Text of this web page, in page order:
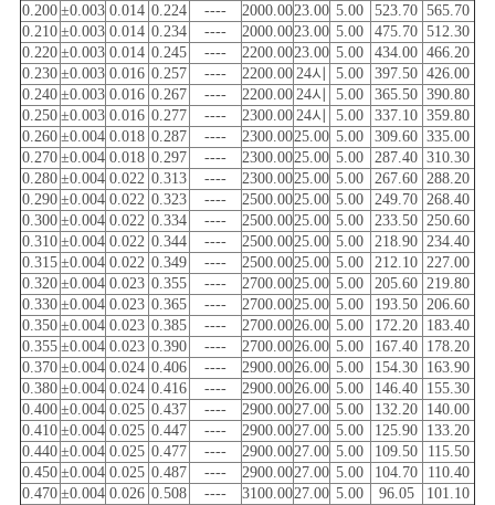
0.200 ±0.003 0.014 0.224 ---- 2000.0023.00 5.00 523.70 565.70
0.210 ±0.003 0.014 0.234 ---- 2000.0023.00 5.00 475.70 512.30
0.220 ±0.003 0.014 0.245 ---- 2200.0023.00 5.00 434.00 466.20
0.230 ±0.003 0.016 0.257 ---- 2200.00 24시 5.00 397.50 426.00
0.240 ±0.003 0.016 0.267 ---- 2200.00 24시 5.00 365.50 390.80
0.250 ±0.003 0.016 0.277 ---- 2300.00 24시 5.00 337.10 359.80
0.260 ±0.004 0.018 0.287 ---- 2300.0025.00 5.00 309.60 335.00
0.270 ±0.004 0.018 0.297 ---- 2300.0025.00 5.00 287.40 310.30
0.280 ±0.004 0.022 0.313 ---- 2300.0025.00 5.00 267.60 288.20
0.290 ±0.004 0.022 0.323 ---- 2500.0025.00 5.00 249.70 268.40
0.300 ±0.004 0.022 0.334 ---- 2500.0025.00 5.00 233.50 250.60
0.310 ±0.004 0.022 0.344 ---- 2500.0025.00 5.00 218.90 234.40
0.315 ±0.004 0.022 0.349 ---- 2500.0025.00 5.00 212.10 227.00
0.320 ±0.004 0.023 0.355 ---- 2700.0025.00 5.00 205.60 219.80
0.330 ±0.004 0.023 0.365 ---- 2700.0025.00 5.00 193.50 206.60
0.350 ±0.004 0.023 0.385 ---- 2700.0026.00 5.00 172.20 183.40
0.355 ±0.004 0.023 0.390 ---- 2700.0026.00 5.00 167.40 178.20
0.370 ±0.004 0.024 0.406 ---- 2900.0026.00 5.00 154.30 163.90
0.380 ±0.004 0.024 0.416 ---- 2900.0026.00 5.00 146.40 155.30
0.400 ±0.004 0.025 0.437 ---- 2900.0027.00 5.00 132.20 140.00
0.410 ±0.004 0.025 0.447 ---- 2900.0027.00 5.00 125.90 133.20
0.440 ±0.004 0.025 0.477 ---- 2900.0027.00 5.00 109.50
115.50
0.450 ±0.004 0.025 0.487 ---- 2900.0027.00 5.00 104.70
110.40
0.470 ±0.004 0.026 0.508 ---- 3100.0027.00 5.00 96.05
101.10